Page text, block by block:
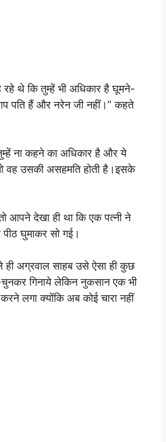
रहे थे कि तुम्हें भी अधिकार है घूमने-
पति हैं और नरेन जी नहीं।” कहते
ना कहने का अधिकार है और ये
वह उसकी असहमति होती है।इसके
आपने देखा ही था कि एक पत्नी ने
घुमाकर सो गई।
ही अग्रवाल साहब उसे ऐसा ही कुछ
गिनाये लेकिन नुकसान एक भी
लगा क्योंकि अब कोई चारा नहीं